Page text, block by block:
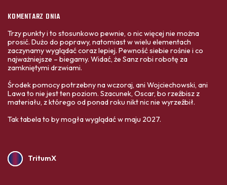
KOMENTARZ DNIA
Trzy punkty i to stosunkowo pewnie, o nic więcej nie można
prosić. Dużo do poprawy, natomiast w wielu elementach
zaczynamy wyglądać coraz lepiej. Pewność siebie rośnie i co
najważniejsze – biegamy. Widać, że Sanz robi robotę za
zamkniętymi drzwiami.
Środek pomocy potrzebny na wczoraj, ani Wojciechowski, ani
Lawa to nie jest ten poziom. Szacunek, Oscar, bo rzeźbisz z
materiału, z którego od ponad roku nikt nic nie wyrzeźbił.
Tak tabela to by mogła wyglądać w maju 2027.
TritumX